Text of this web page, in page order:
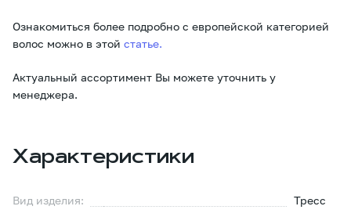
Ознакомиться более подробно с европейской категорией
волос можно в этой статье.
Актуальный ассортимент Вы можете уточнить у
менеджера.
Характеристики
Вид изделия:
Тресс